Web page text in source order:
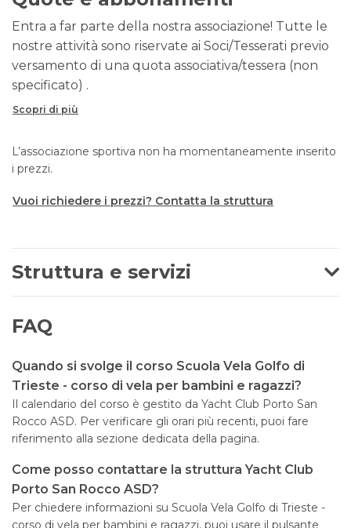
Entra a far parte della nostra associazione! Tutte le
nostre attività sono riservate ai Soci/Tesserati previo
versamento di una quota associativa/tessera (non
specificato) .
Scopri di più
L’associazione sportiva non ha momentaneamente inserito
i prezzi.
Vuoi richiedere i prezzi? Contatta la struttura
Struttura e servizi
FAQ
Quando si svolge il corso Scuola Vela Golfo di
Trieste - corso di vela per bambini e ragazzi?
Il calendario del corso è gestito da Yacht Club Porto San
Rocco ASD. Per verificare gli orari più recenti, puoi fare
riferimento alla sezione dedicata della pagina.
Come posso contattare la struttura Yacht Club
Porto San Rocco ASD?
Per chiedere informazioni su Scuola Vela Golfo di Trieste -
corso di vela per bambini e ragazzi, puoi usare il pulsante